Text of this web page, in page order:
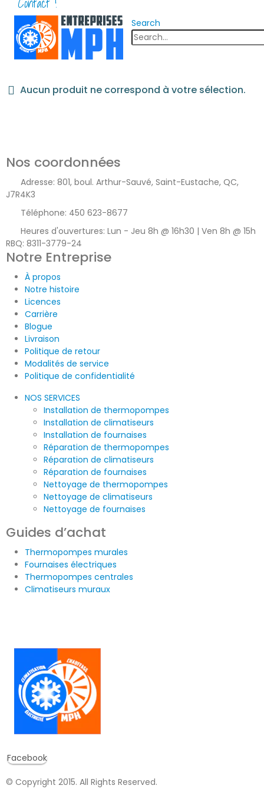
Search
Aucun produit ne correspond à votre sélection.
Nos coordonnées
Adresse: 801, boul. Arthur-Sauvé, Saint-Eustache, QC,
J7R4K3
Téléphone: 450 623-8677
Heures d'ouvertures: Lun - Jeu 8h @ 16h30 | Ven 8h @ 15h
RBQ: 8311-3779-24
Notre Entreprise
À propos
Notre histoire
Licences
Carrière
Blogue
Livraison
Politique de retour
Modalités de service
Politique de confidentialité
NOS SERVICES
Installation de thermopompes
Installation de climatiseurs
Installation de fournaises
Réparation de thermopompes
Réparation de climatiseurs
Réparation de fournaises
Nettoyage de thermopompes
Nettoyage de climatiseurs
Nettoyage de fournaises
Guides d’achat
Thermopompes murales
Fournaises électriques
Thermopompes centrales
Climatiseurs muraux
Facebook
© Copyright 2015. All Rights Reserved.